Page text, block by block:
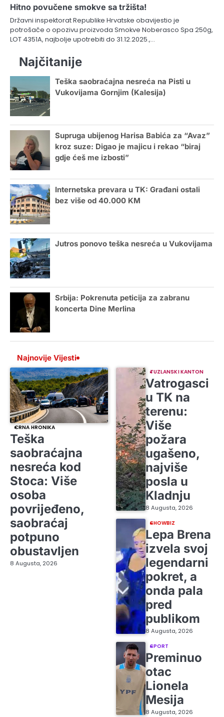
Hitno povučene smokve sa tržišta!
Državni inspektorat Republike Hrvatske obavijestio je
potrošače o opozivu proizvoda Smokve Noberasco Spa 250g,
LOT 4351A, najbolje upotrebiti do 31.12.2025.,…
Najčitanije
Teška saobraćajna nesreća na Pisti u
Vukovijama Gornjim (Kalesija)
Supruga ubijenog Harisa Babića za “Avaz”
kroz suze: Digao je majicu i rekao “biraj
gdje ćeš me izbosti”
Internetska prevara u TK: Građani ostali
bez više od 40.000 KM
Jutros ponovo teška nesreća u Vukovijama
Srbija: Pokrenuta peticija za zabranu
koncerta Dine Merlina
Najnovije Vijesti
CRNA HRONIKA
Teška
saobraćajna
nesreća kod
Stoca: Više
osoba
povrijeđeno,
saobraćaj
potpuno
obustavljen
8 Augusta, 2026
TUZLANSKI KANTON
Vatrogasci
u TK na
terenu:
Više
požara
ugašeno,
najviše
posla u
Kladnju
8 Augusta, 2026
SHOWBIZ
Lepa Brena
izvela svoj
legendarni
pokret, a
onda pala
pred
publikom
8 Augusta, 2026
SPORT
Preminuo
otac
Lionela
Mesija
8 Augusta, 2026